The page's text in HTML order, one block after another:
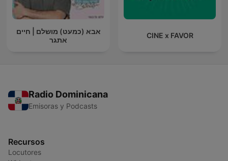
אבא (כמעט) מושלם | חיים
אתגר
CINE x FAVOR
Radio Dominicana
Emisoras y Podcasts
Recursos
Locutores